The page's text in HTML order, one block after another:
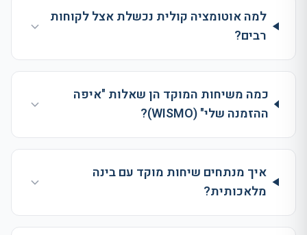
למה אוטומציה קולית נכשלת אצל לקוחות
רבים?
כמה משיחות המוקד הן שאלות "איפה
ההזמנה שלי" (WISMO)?
איך מנתחים שיחות מוקד עם בינה
מלאכותית?